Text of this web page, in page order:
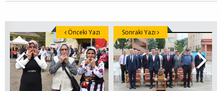
Önceki Yazı Sonraki Yazı